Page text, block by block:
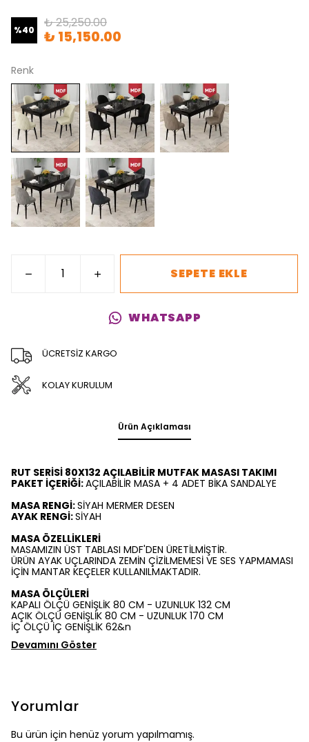
%40 ₺ 25,250.00
₺ 15,150.00
Renk
SEPETE EKLE
WHATSAPP
ÜCRETSİZ KARGO
KOLAY KURULUM
Ürün Açıklaması
RUT SERİSİ 80X132 AÇILABİLİR MUTFAK MASASI TAKIMI
PAKET İÇERİĞİ:AÇILABİLİR MASA + 4 ADET BİKA SANDALYE
MASA RENGİ:SİYAH MERMER DESEN
AYAK RENGİ:SİYAH
MASA ÖZELLİKLERİ
MASAMIZIN ÜST TABLASI MDF'DEN ÜRETİLMİŞTİR.
ÜRÜN AYAK UÇLARINDA ZEMİN ÇİZİLMEMESİ VE SES YAPMAMASI
İÇİN MANTAR KEÇELER KULLANILMAKTADIR.
MASA ÖLÇÜLERİ
KAPALI ÖLÇÜ GENİŞLİK 80 CM - UZUNLUK 132 CM
AÇIK ÖLÇÜ GENİŞLİK 80 CM - UZUNLUK 170 CM
İÇ ÖLÇÜ İÇ GENİŞLİK 62&n
Devamını Göster
Yorumlar
Bu ürün için henüz yorum yapılmamış.